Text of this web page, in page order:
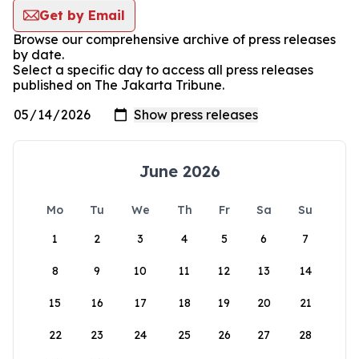
Get by Email
Browse our comprehensive archive of press releases
by date.
Select a specific day to access all press releases
published on The Jakarta Tribune.
June 2026
Mo Tu We Th Fr Sa
Su
1
2 3 4 5 6 7
8 9 10 11 12 13 14
15 16 17 18 19 20 21
22 23 24 25 26 27 28